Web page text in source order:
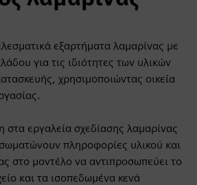
εξαρτήματα λαμαρίνας με
για τις ιδιότητες των υλικών
χρησιμοποιώντας οικεία
εργαλεία σχεδίασης λαμαρίνας
πληροφορίες υλικού και
στο μοντέλο να αντιπροσωπεύει το
και τα ισοπεδωμένα κενά